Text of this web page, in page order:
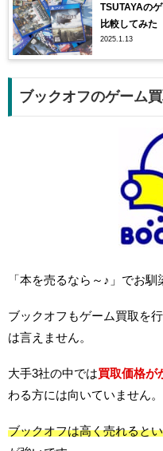
TSUTAYAの
比較してみた
2025.1.13
ブックオフのゲーム
「本を売るなら～♪」でお馴
ブックオフもゲーム買取を
は言えません。
大手3社の中では買取価格が
わる方には向いていません。
ブックオフは高く売れると